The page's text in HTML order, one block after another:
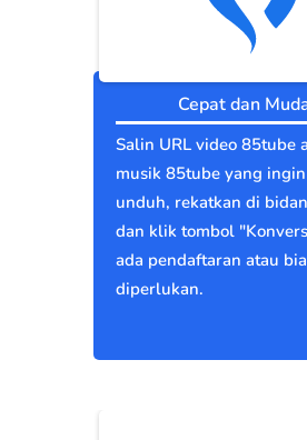
Cepat dan
Salin URL video 85tube
musik 85tube yang
unduh, rekatkan di
dan klik tombol
ada pendaftaran atau
diperlukan.